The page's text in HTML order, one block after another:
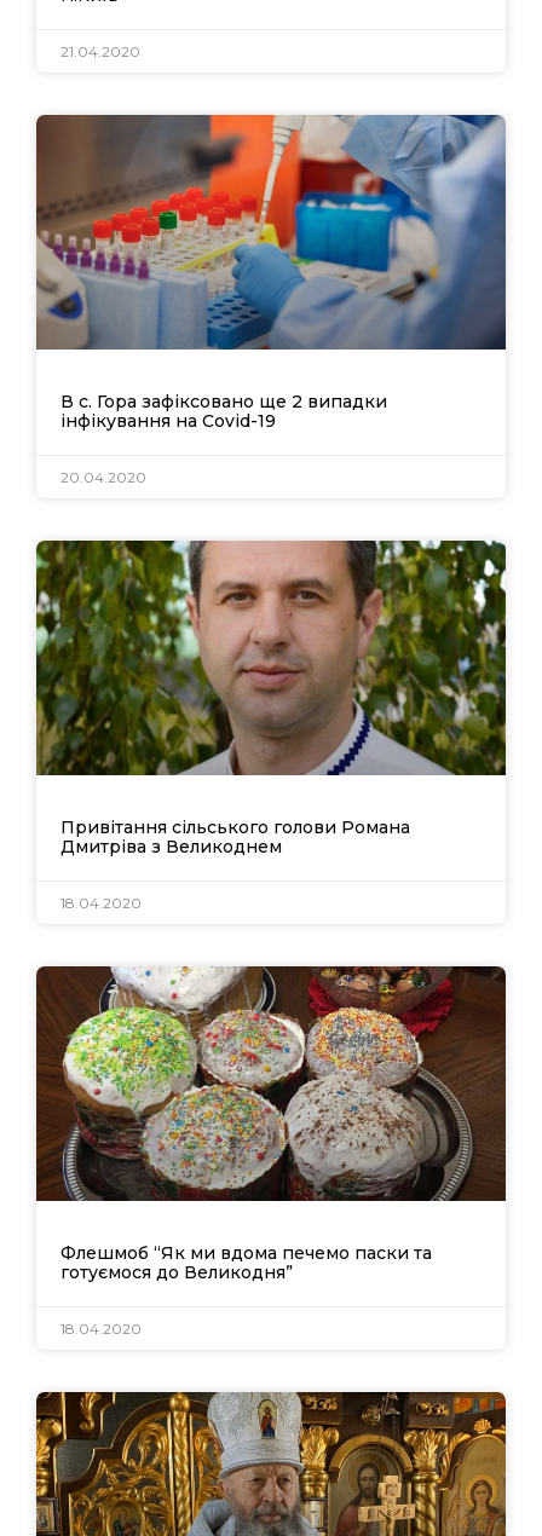
21.04.2020
В с. Гора зафіксовано ще 2 випадки
інфікування на Covid-19
20.04.2020
Привітання сільського голови Романа
Дмитріва з Великоднем
18.04.2020
Флешмоб “Як ми вдома печемо паски та
готуємося до Великодня”
18.04.2020
України Президента України